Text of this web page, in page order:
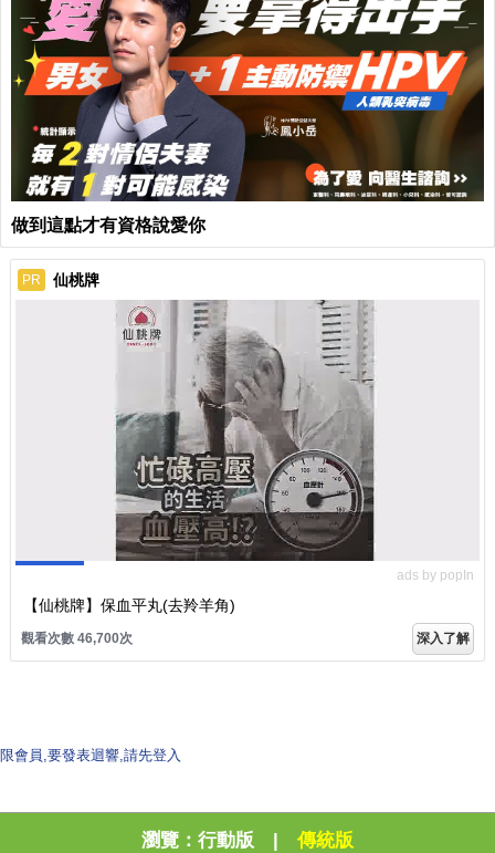
做到這點才有資格說愛你
PR 仙桃牌
ads by popIn
【仙桃牌】保血平丸(去羚羊角)
觀看次數 46,700次 深入了解
限會員,要發表迴響,請先登入
瀏覽： 行動版 | 傳統版